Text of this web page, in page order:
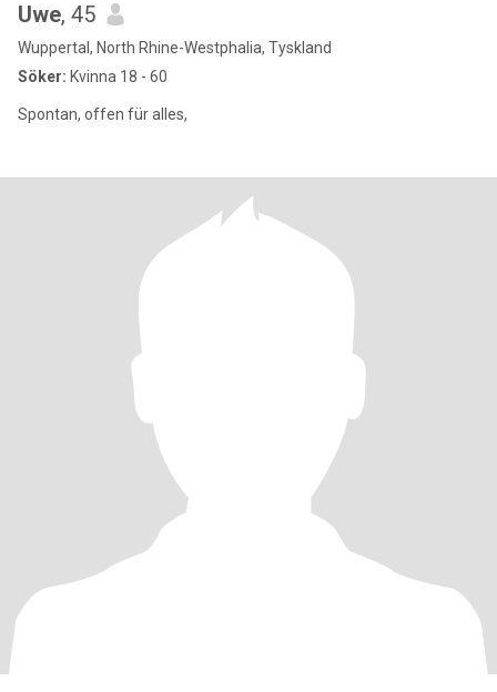
Uwe, 45
Wuppertal, North Rhine-Westphalia, Tyskland
Söker: Kvinna 18 - 60
Spontan, offen für alles,